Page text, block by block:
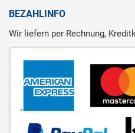
BEZAHLINFO
Wir liefern per Rechnung,